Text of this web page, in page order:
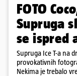
FOTO
Supruga
se ispred
Supruga Ice T-a na
provokativnih
Nekima je trebalo